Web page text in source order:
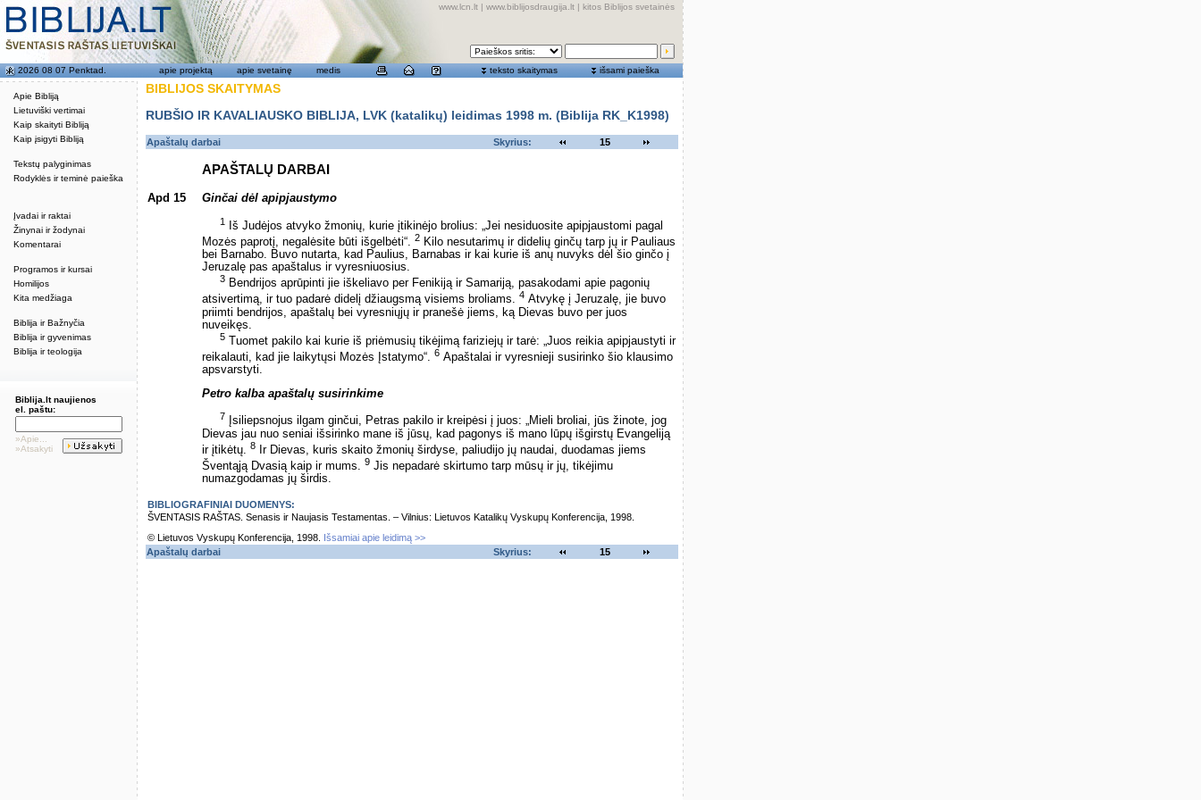
Apie Bibliją
Lietuviški vertimai
Kaip skaityti Bibliją
Kaip įsigyti Bibliją
Tekstų palyginimas
Rodyklės ir teminė paieška
Įvadai ir raktai
Žinynai ir žodynai
Komentarai
Programos ir kursai
Homilijos
Kita medžiaga
Biblija ir Bažnyčia
Biblija ir gyvenimas
Biblija ir teologija
www.lcn.lt | www.biblijosdraugija.lt | kitos Biblijos svetainės
2026 08 07 Penktad. apie projektą apie svetainę medis teksto skaitymas išsami paieška
Biblija.lt naujienos
el. paštu:
»Apie...
»Atsakyti
BIBLIJOS SKAITYMAS
RUBŠIO IR KAVALIAUSKO BIBLIJA, LVK (katalikų) leidimas 1998 m. (Biblija RK_K1998)
Apaštalų darbai Skyrius: 15
APAŠTALŲ DARBAI
Apd 15 Ginčai dėl apipjaustymo
1
Iš Judėjos atvyko žmonių, kurie įtikinėjo brolius: „Jei nesiduosite apipjaustomi pagal
Mozės paprotį, negalėsite būti išgelbėti“. 2 Kilo nesutarimų ir didelių ginčų tarp jų ir Pauliaus
bei Barnabo. Buvo nutarta, kad Paulius, Barnabas ir kai kurie iš anų nuvyks dėl šio ginčo į
Jeruzalę pas apaštalus ir vyresniuosius.
3 Bendrijos aprūpinti jie iškeliavo per Fenikiją ir Samariją, pasakodami apie pagonių
atsivertimą, ir tuo padarė didelį džiaugsmą visiems broliams. 4 Atvykę į Jeruzalę, jie buvo
priimti bendrijos, apaštalų bei vyresniųjų ir pranešė jiems, ką Dievas buvo per juos
nuveikęs.
5 Tuomet pakilo kai kurie iš priėmusių tikėjimą fariziejų ir tarė: „Juos reikia apipjaustyti ir
reikalauti, kad jie laikytųsi Mozės Įstatymo“. 6 Apaštalai ir vyresnieji susirinko šio klausimo
apsvarstyti.
Petro kalba apaštalų susirinkime
7 Įsiliepsnojus ilgam ginčui, Petras pakilo ir kreipėsi į juos: „Mieli broliai, jūs žinote, jog
Dievas jau nuo seniai išsirinko mane iš jūsų, kad pagonys iš mano lūpų išgirstų Evangeliją
ir įtikėtų. 8 Ir Dievas, kuris skaito žmonių širdyse, paliudijo jų naudai, duodamas jiems
Šventąją Dvasią kaip ir mums. 9 Jis nepadarė skirtumo tarp mūsų ir jų, tikėjimu
numazgodamas jų širdis.
BIBLIOGRAFINIAI DUOMENYS:
ŠVENTASIS RAŠTAS. Senasis ir Naujasis Testamentas. – Vilnius: Lietuvos Katalikų Vyskupų Konferencija, 1998.
© Lietuvos Vyskupų Konferencija, 1998.
Išsamiai apie leidimą >>
Apaštalų darbai
Skyrius: 15